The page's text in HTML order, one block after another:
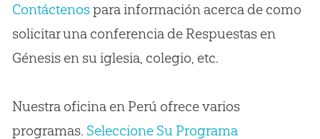
Contáctenospara información acerca de como
solicitar una conferencia de Respuestas en
Génesis en su iglesia, colegio, etc.
Nuestra oficina en Perú ofrece varios
programas. Seleccione Su Programa